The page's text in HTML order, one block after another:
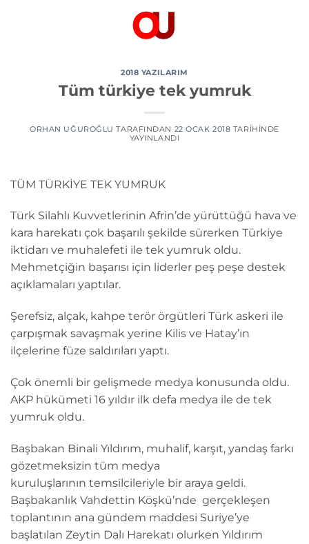
2018 YAZILARIM
Tüm türkiye tek yumruk
ORHAN UĞUROĞLU TARAFINDAN 22 OCAK 2018 TARIHINDE
YAYINLANDI
TÜM TÜRKİYE TEK YUMRUK
Türk Silahlı Kuvvetlerinin Afrin’de yürüttüğü hava ve
kara harekatı çok başarılı şekilde sürerken Türkiye
iktidarı ve muhalefeti ile tek yumruk oldu.
Mehmetçiğin başarısı için liderler peş peşe destek
açıklamaları yaptılar.
Şerefsiz, alçak, kahpe terör örgütleri Türk askeri ile
çarpışmak savaşmak yerine Kilis ve Hatay’ın
ilçelerine füze saldırıları yaptı.
Çok önemli bir gelişmede medya konusunda oldu.
AKP hükümeti 16 yıldır ilk defa medya ile de tek
yumruk oldu.
Başbakan Binali Yıldırım, muhalif, karşıt, yandaş farkı
gözetmeksizin tüm medya
kuruluşlarının temsilcileriyle bir araya geldi.
Başbakanlık Vahdettin Köşkü’nde gerçekleşen
toplantının ana gündem maddesi Suriye’ye
başlatılan Zeytin Dalı Harekatı olurken Yıldırım